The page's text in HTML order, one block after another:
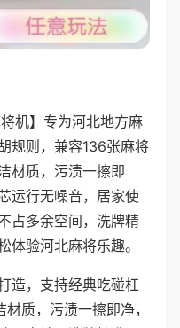
将机】专为河北地方麻
规则，兼容136张麻将
材质，污渍一擦即
运行无噪音，居家使
占多余空间，洗牌精
体验河北麻将乐趣。
造，支持经典吃碰杠
质，污渍一擦即净，